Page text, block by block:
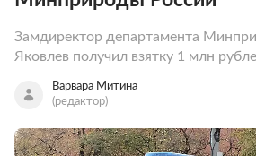
Замдиректор департамента
Яковлев получил взятку 1 млн
Варвара Митина
(редактор)